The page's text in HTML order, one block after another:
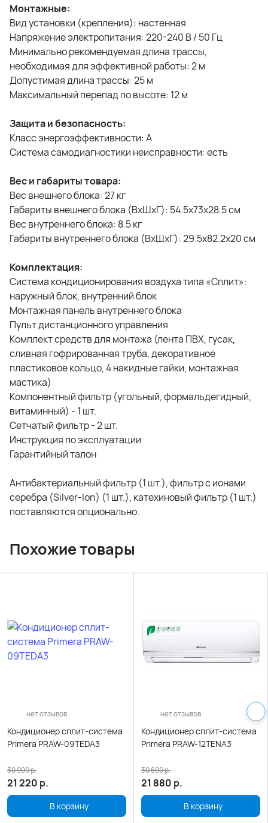
Монтажные:
Вид установки (крепления): настенная
Напряжение электропитания: 220-240 В / 50 Гц
Минимально рекомендуемая длина трассы,
необходимая для эффективной работы: 2 м
Допустимая длина трассы: 25 м
Максимальный перепад по высоте: 12 м
Защита и безопасность:
Класс энергоэффективности: A
Система самодиагностики неисправности: есть
Вес и габариты товара:
Вес внешнего блока: 27 кг
Габариты внешнего блока (ВхШхГ): 54.5х73x28.5 см
Вес внутреннего блока: 8.5 кг
Габариты внутреннего блока (ВхШхГ): 29.5х82.2x20 см
Комплектация:
Система кондиционирования воздуха типа «Сплит»:
наружный блок, внутренний блок
Монтажная панель внутреннего блока
Пульт дистанционного управления
Комплект средств для монтажа (лента ПВХ, гусак,
сливная гофрированная труба, декоративное
пластиковое кольцо, 4 накидные гайки, монтажная
мастика)
Компонентный фильтр (угольный, формальдегидный,
витаминный) - 1 шт.
Сетчатый фильтр - 2 шт.
Инструкция по эксплуатации
Гарантийный талон
Антибактериальный фильтр (1 шт.), фильтр с ионами
серебра (Silver-Ion) (1 шт.), катехиновый фильтр (1 шт.)
поставляются опционально.
Похожие товары
нет отзывов
Кондиционер сплит-система
Primera PRAW-09TEDA3
21 220 р.
30 999р.
В корзину
нет отзывов
Кондиционер сплит-система
Primera PRAW-12TENA3
21 880 р.
30 699р.
В корзину